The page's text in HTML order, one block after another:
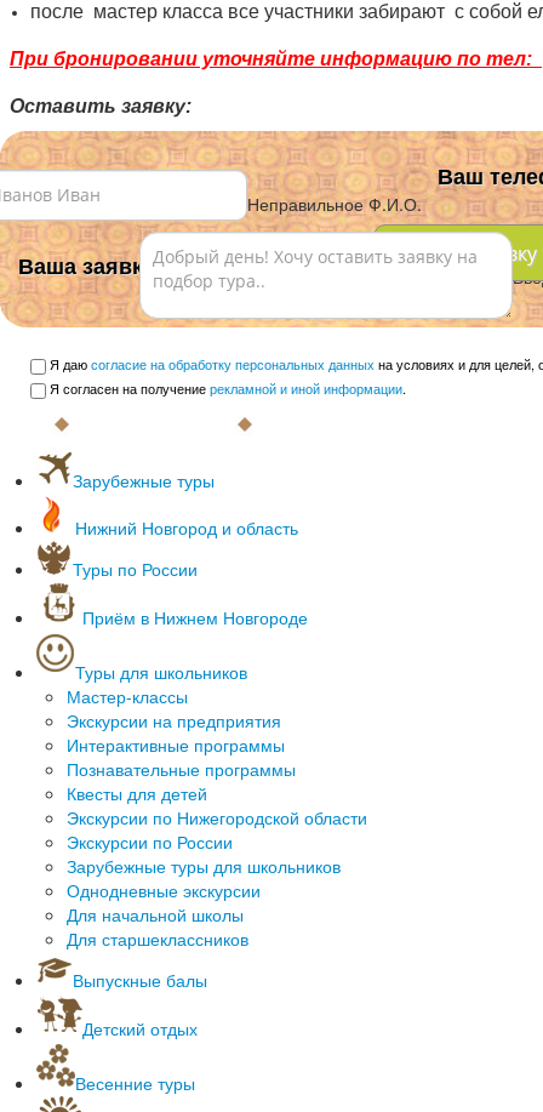
после мастер класса все участники забирают с собой
При бронировании уточняйте информацию по тел:
Оставить заявку:
Ваше Ф.И.О.*
Неправильное Ф.И.О.
Ваш
Ваша заявка:
Я даюсогласие на обработку персональных данных на условиях и для
Я согласен на получениерекламной и иной информации.
Зарубежные туры
С вылетом из Москвы
Раннее бронирование 2018
Пляжный отдых
Лечение зарубежом
Обучение зарубежом
Экскурсионные туры по Европе
Спортивные туры
Отдых родителей с детьми
Нижний Новгород и область
Туры по России
Туры по России и СНГ
Туры выходного дня
Горнолыжные туры в России
Cанатории и дома отдыха России
Экскурсионные туры
Туры из Нижнего Новгорода
Приём в Нижнем Новгороде
Туры для школьников
Мастер-классы
Экскурсии на предприятия
Интерактивные программы
Познавательные программы
Квесты для детей
Экскурсии по Нижегородской области
Экскурсии по России
Зарубежные туры для школьников
Однодневные экскурсии
Для начальной школы
Для старшеклассников
Выпускные балы
Детский отдых
Новогодний детский отдых
Квесты для детей
Весенние туры
Масленичные гулянья